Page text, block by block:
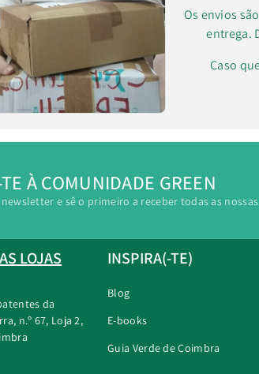
Os envios
entrega.
Caso
À COMUNIDADE GREEN
newsletter e sê o primeiro a receber todas as
LOJAS
da
n.º 67, Loja 2,
INSPIRA(-TE)
Blog
E-books
Guia Verde de Coimbra